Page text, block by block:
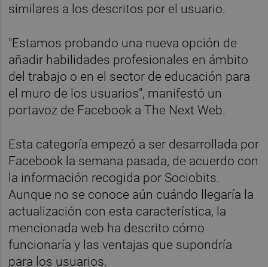
similares a los descritos por el usuario.
"Estamos probando una nueva opción de
añadir habilidades profesionales en ámbito
del trabajo o en el sector de educación para
el muro de los usuarios", manifestó un
portavoz de Facebook a The Next Web.
Esta categoría empezó a ser desarrollada por
Facebook la semana pasada, de acuerdo con
la información recogida por Sociobits.
Aunque no se conoce aún cuándo llegaría la
actualización con esta característica, la
mencionada web ha descrito cómo
funcionaría y las ventajas que supondría
para los usuarios.